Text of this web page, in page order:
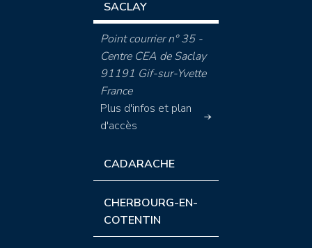
SACLAY
Point courrier n° 35 -
Centre CEA de Saclay
91191 Gif-sur-Yvette
France
Plus d'infos et plan
d'accès
CADARACHE
CHERBOURG-EN-
COTENTIN